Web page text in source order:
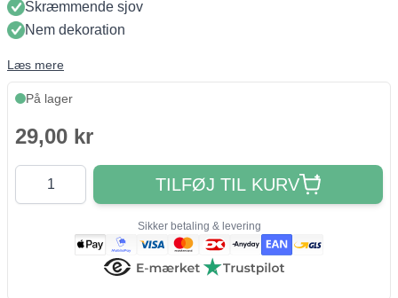
Skræmmende sjov
Nem dekoration
Læs mere
På lager
29,00 kr
Antal
TILFØJ TIL KURV
Sikker betaling & levering